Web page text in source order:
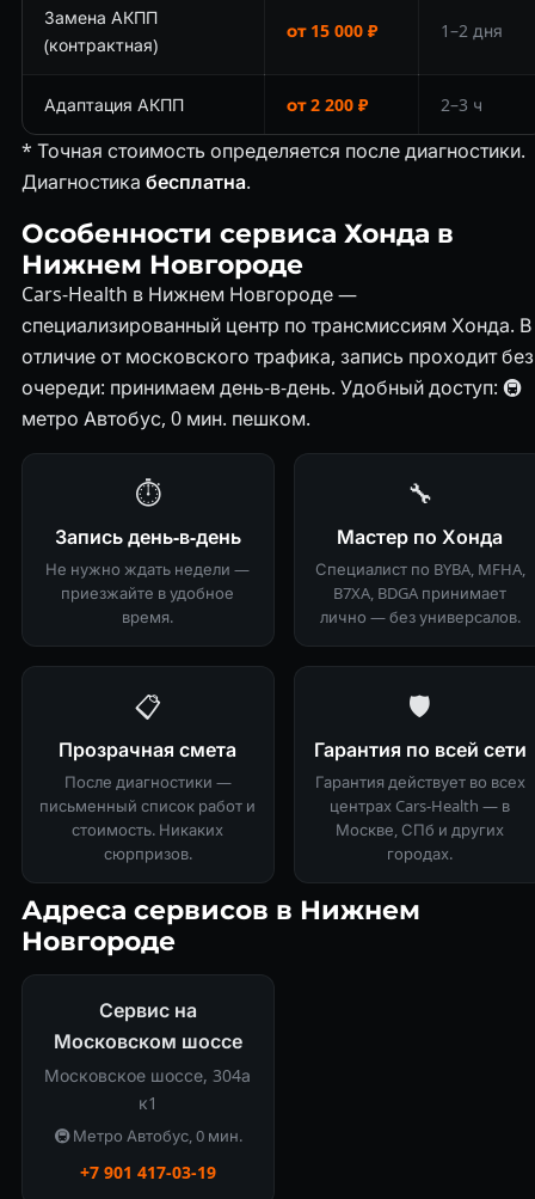
Замена АКПП
(контрактная)
от 15 000 ₽ 1–2 дня
Адаптация АКПП от 2 200 ₽ 2–3 ч
* Точная стоимость определяется после диагностики.
Диагностика бесплатна.
Особенности сервиса Хонда в
Нижнем Новгороде
Cars-Health в Нижнем Новгороде —
специализированный центр по трансмиссиям Хонда. В
отличие от московского трафика, запись проходит без
очереди: принимаем день-в-день. Удобный доступ: 🚇
метро Автобус, 0 мин. пешком.
⏱
Запись день-в-день
Не нужно ждать недели —
приезжайте в удобное
время.
🔧
Мастер по Хонда
Специалист по BYBA, MFHA,
B7XA, BDGA принимает
лично — без универсалов.
📋
Прозрачная смета
После диагностики —
письменный список работ и
стоимость. Никаких
сюрпризов.
🛡
Гарантия по всей сети
Гарантия действует во всех
центрах Cars-Health — в
Москве, СПб и других
городах.
Адреса сервисов в Нижнем
Новгороде
Сервис на
Московском шоссе
Московское шоссе, 304а
к1
🚇 Метро Автобус, 0 мин.
+7 901 417-03-19